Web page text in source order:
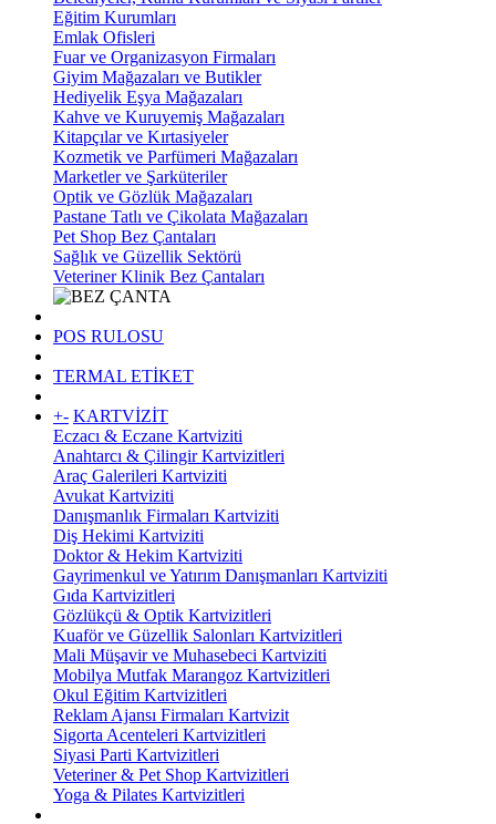
Eğitim Kurumları
Emlak Ofisleri
Fuar ve Organizasyon Firmaları
Giyim Mağazaları ve Butikler
Hediyelik Eşya Mağazaları
Kahve ve Kuruyemiş Mağazaları
Kitapçılar ve Kırtasiyeler
Kozmetik ve Parfümeri Mağazaları
Marketler ve Şarküteriler
Optik ve Gözlük Mağazaları
Pastane Tatlı ve Çikolata Mağazaları
Pet Shop Bez Çantaları
Sağlık ve Güzellik Sektörü
Veteriner Klinik Bez Çantaları
POS RULOSU
TERMAL ETİKET
+- KARTVİZİT
Eczacı & Eczane Kartviziti
Anahtarcı & Çilingir Kartvizitleri
Araç Galerileri Kartviziti
Avukat Kartviziti
Danışmanlık Firmaları Kartviziti
Diş Hekimi Kartviziti
Doktor & Hekim Kartviziti
Gayrimenkul ve Yatırım Danışmanları Kartviziti
Gıda Kartvizitleri
Gözlükçü & Optik Kartvizitleri
Kuaför ve Güzellik Salonları Kartvizitleri
Mali Müşavir ve Muhasebeci Kartviziti
Mobilya Mutfak Marangoz Kartvizitleri
Okul Eğitim Kartvizitleri
Reklam Ajansı Firmaları Kartvizit
Sigorta Acenteleri Kartvizitleri
Siyasi Parti Kartvizitleri
Veteriner & Pet Shop Kartvizitleri
Yoga & Pilates Kartvizitleri